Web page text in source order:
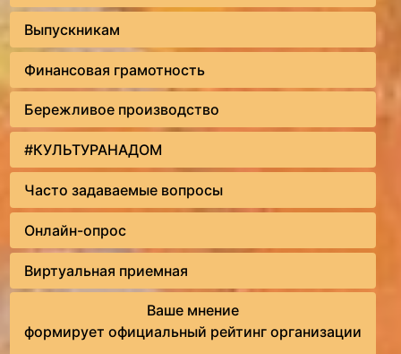
Выпускникам
Финансовая грамотность
Бережливое производство
#КУЛЬТУРАНАДОМ
Часто задаваемые вопросы
Онлайн-опрос
Виртуальная приемная
Ваше мнение
формирует официальный рейтинг организации